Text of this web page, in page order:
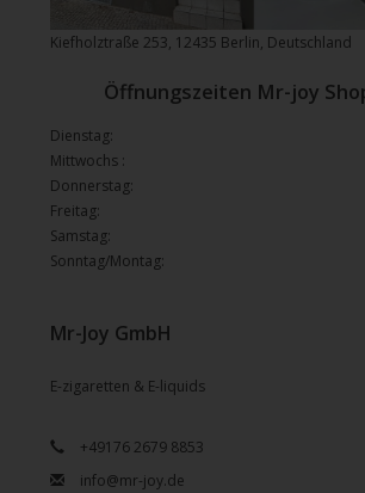
Mr-Joy GmbH
E-zigaretten & E-liquids
+49176 2679 8853
info@mr-joy.de
Kiefholztraße 253, 12435 Berlin, Deutschland
Öffnungszeiten Mr-joy
Dienstag:
Mittwochs :
Donnerstag:
Freitag:
Samstag:
Sonntag/Montag: